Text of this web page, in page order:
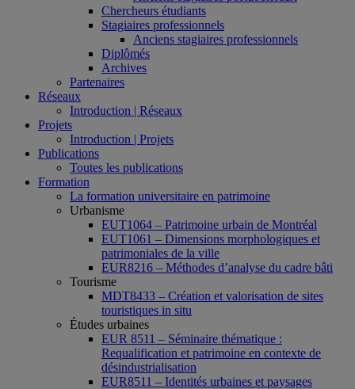
Chercheurs étudiants
Stagiaires professionnels
Anciens stagiaires professionnels
Diplômés
Archives
Partenaires
Réseaux
Introduction | Réseaux
Projets
Introduction | Projets
Publications
Toutes les publications
Formation
La formation universitaire en patrimoine
Urbanisme
EUT1064 – Patrimoine urbain de Montréal
EUT1061 – Dimensions morphologiques et
patrimoniales de la ville
EUR8216 – Méthodes d’analyse du cadre bâti
Tourisme
MDT8433 – Création et valorisation de sites
touristiques in situ
Études urbaines
EUR 8511 – Séminaire thématique :
Requalification et patrimoine en contexte de
désindustrialisation
EUR8511 – Identités urbaines et paysages